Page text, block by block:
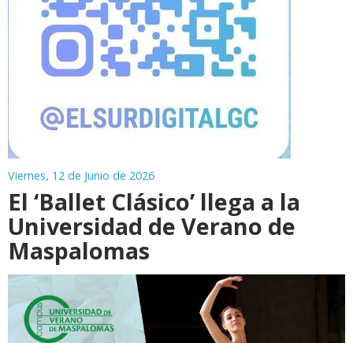
Viernes, 12 de Junio de 2026
El ‘Ballet Clásico’ llega a la
Universidad de Verano de
Maspalomas